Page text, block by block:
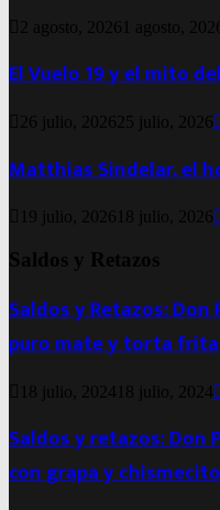
2 agosto, 2026 1 agosto,
El Vuelo 19 y el mito
26 julio, 2026 25 julio, 2026
Matthias Sindelar, el
19 julio, 2026 18 julio, 2026
Saldos y Retazos
Saldos y Retazos: Don
puro mate y torta frita
18 julio, 2024 18 julio, 2024
Saldos y retazos: Don
con grapa y